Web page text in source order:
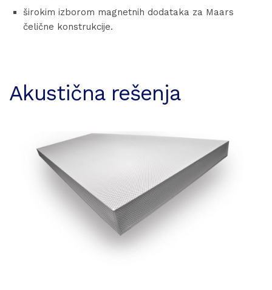
širokim izborom magnetnih dodataka za Maars
čelične konstrukcije.
Akustična rešenja